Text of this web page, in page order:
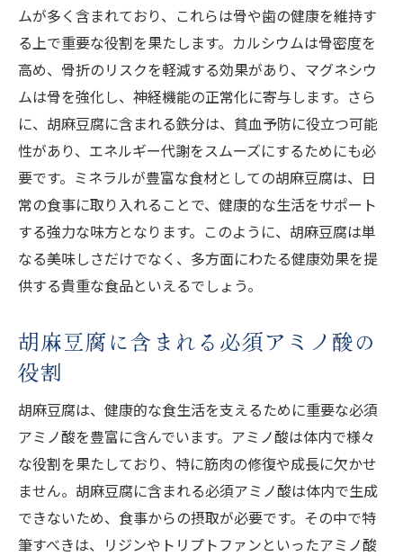
ムが多く含まれており、これらは骨や歯の健康を維持す
る上で重要な役割を果たします。カルシウムは骨密度を
高め、骨折のリスクを軽減する効果があり、マグネシウ
ムは骨を強化し、神経機能の正常化に寄与します。さら
に、胡麻豆腐に含まれる鉄分は、貧血予防に役立つ可能
性があり、エネルギー代謝をスムーズにするためにも必
要です。ミネラルが豊富な食材としての胡麻豆腐は、日
常の食事に取り入れることで、健康的な生活をサポート
する強力な味方となります。このように、胡麻豆腐は単
なる美味しさだけでなく、多方面にわたる健康効果を提
供する貴重な食品といえるでしょう。
胡麻豆腐に含まれる必須アミノ酸の
役割
胡麻豆腐は、健康的な食生活を支えるために重要な必須
アミノ酸を豊富に含んでいます。アミノ酸は体内で様々
な役割を果たしており、特に筋肉の修復や成長に欠かせ
ません。胡麻豆腐に含まれる必須アミノ酸は体内で生成
できないため、食事からの摂取が必要です。その中で特
筆すべきは、リジンやトリプトファンといったアミノ酸